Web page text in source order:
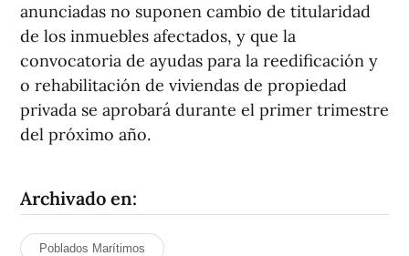
anunciadas no suponen cambio de titularidad
de los inmuebles afectados, y que la
convocatoria de ayudas para la reedificación y
o rehabilitación de viviendas de propiedad
privada se aprobará durante el primer trimestre
del próximo año.
Archivado en:
Poblados Marítimos